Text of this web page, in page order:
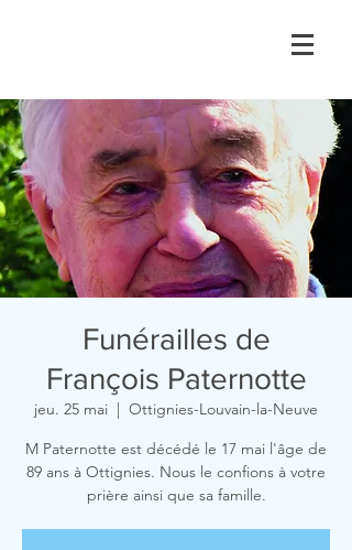
Funérailles de
François Paternotte
jeu. 25 mai
  |
Ottignies-Louvain-la-Neuve
M Paternotte est décédé le 17 mai l'âge de
89 ans à Ottignies. Nous le confions à votre
prière ainsi que sa famille.